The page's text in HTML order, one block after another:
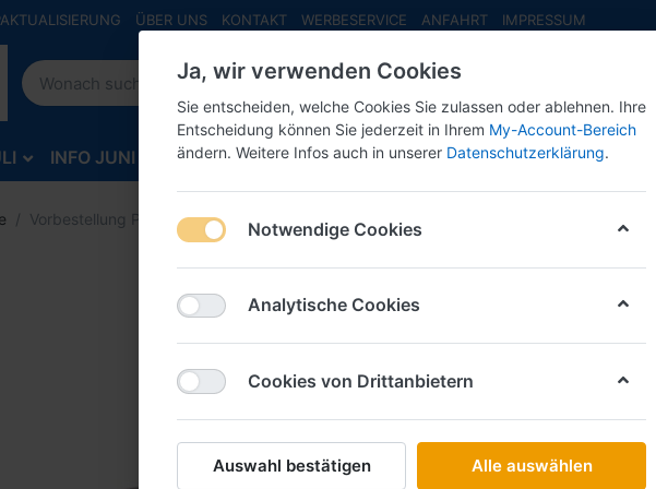
ÜBER UNS KONTAKT WERBESERVICE ANFAHRT IMPRESSUM
INFO JUNI INFO MAI NEU EINGETROFFEN NEUHEITEN
Vorbestellung Porsche 928 S4, cognacbraun metallic (Farbvariante) (NH05/06.2026)
Herpa
Art.-Nr.
Ja, wir verwenden Cookies
Sie entscheiden, welche Cookies Sie zulassen oder ablehnen. Ihre
Entscheidung können Sie jederzeit in Ihrem My-Account-Bereich
ändern. Weitere Infos auch in unserer Datenschutzerklärung.
Notwendige Cookies
Analytische Cookies
Cookies von Drittanbietern
Auswahl bestätigen Alle auswählen